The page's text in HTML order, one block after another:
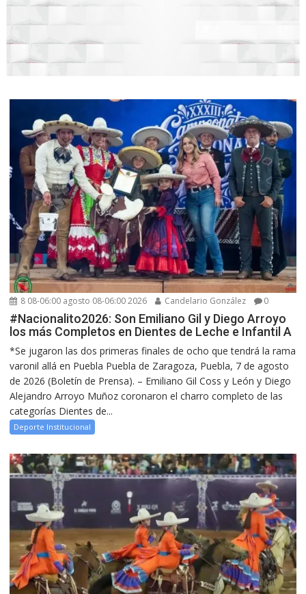
8 08-06:00 agosto 08-06:00 2026 Candelario González 0
#Nacionalito2026: Son Emiliano Gil y Diego Arroyo
los más Completos en Dientes de Leche e Infantil A
*Se jugaron las dos primeras finales de ocho que tendrá la rama
varonil allá en Puebla Puebla de Zaragoza, Puebla, 7 de agosto
de 2026 (Boletín de Prensa). – Emiliano Gil Coss y León y Diego
Alejandro Arroyo Muñoz coronaron el charro completo de las
categorías Dientes de...
Deporte Institucional